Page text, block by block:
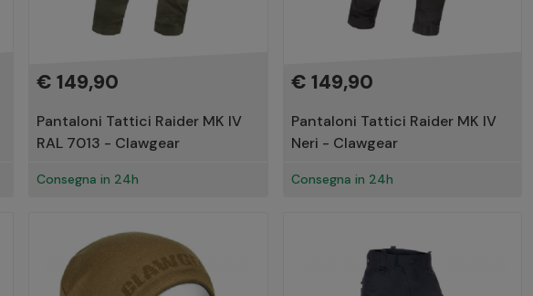
€ 149,90
Pantaloni Tattici Raider MK IV
RAL 7013 - Clawgear
Consegna in 24h
€ 149,90
Pantaloni Tattici Raider MK IV
Neri - Clawgear
Consegna in 24h